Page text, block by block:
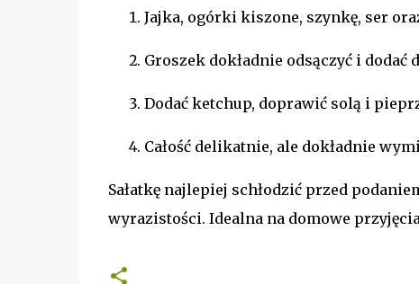
Jajka, ogórki kiszone, szynkę, ser
Groszek dokładnie odsączyć i dodać
Dodać ketchup, doprawić solą i
Całość delikatnie, ale dokładnie
Sałatkę najlepiej schłodzić przed
wyrazistości. Idealna na domowe